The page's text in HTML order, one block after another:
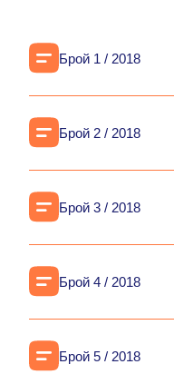
Брой 1 / 2018
Брой 2 / 2018
Брой 3 / 2018
Брой 4 / 2018
Брой 5 / 2018